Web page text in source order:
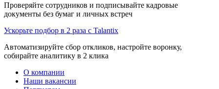
Проверяйте сотрудников и подписывайте кадровые
документы без бумаг и личных встреч
Ускорьте подбор в 2 раза с Talantix
Автоматизируйте сбор откликов, настройте воронку,
собирайте аналитику в 2 клика
О компании
Наши вакансии